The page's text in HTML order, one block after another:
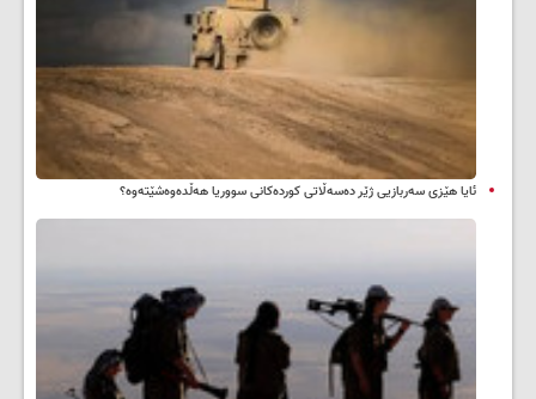
ئایا هێزی سەربازیی ژێر دەسەڵاتی کوردەکانی سووریا هەڵدەوەشێتەوە؟